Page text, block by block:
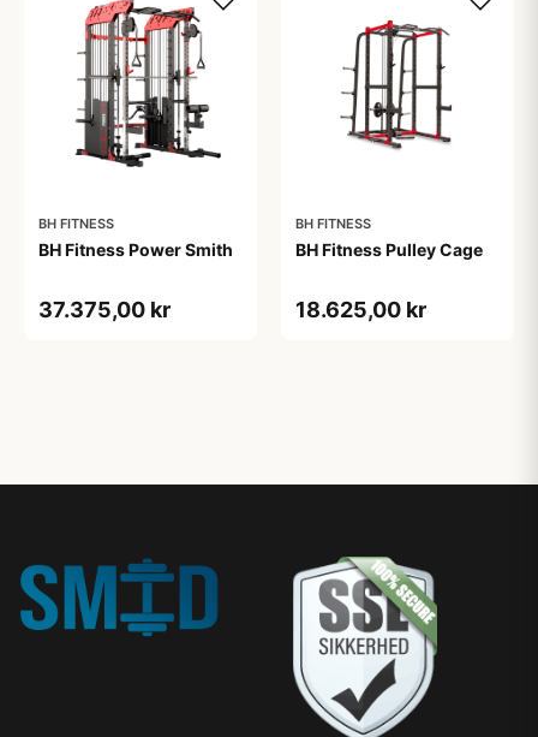
BH FITNESS
BH Fitness Power Smith
37.375,00 kr
BH FITNESS
BH Fitness Pulley Cage
18.625,00 kr